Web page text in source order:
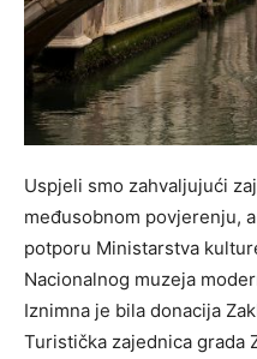
Uspjeli smo zahvaljujući
međusobnom povjerenju,
potporu Ministarstva
Nacionalnog muzeja
Iznimna je bila donacija
Turistička zajednica grada